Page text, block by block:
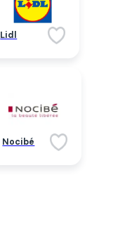
Lidl
Nocibé